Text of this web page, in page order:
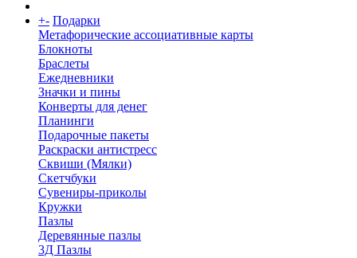
+- Подарки
Метафорические ассоциативные карты
Блокноты
Браслеты
Ежедневники
Значки и пины
Конверты для денег
Планинги
Подарочные пакеты
Раскраски антистресс
Сквиши (Мялки)
Скетчбуки
Сувениры-приколы
Кружки
Пазлы
Деревянные пазлы
3Д Пазлы